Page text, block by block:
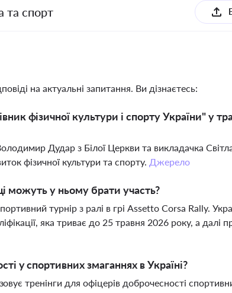
та спорт
на актуальні запитання. Ви дізнаєтесь:
фізичної культури і спорту України" у
Дудар з Білої Церкви та викладачка
фізичної культури та спорту. Джерело
можуть у ньому брати участь?
турнір з ралі в грі Assetto Corsa Rally.
яка триває до 25 травня 2026 року, а далі
у спортивних змаганнях в Україні?
тренінги для офіцерів доброчесності